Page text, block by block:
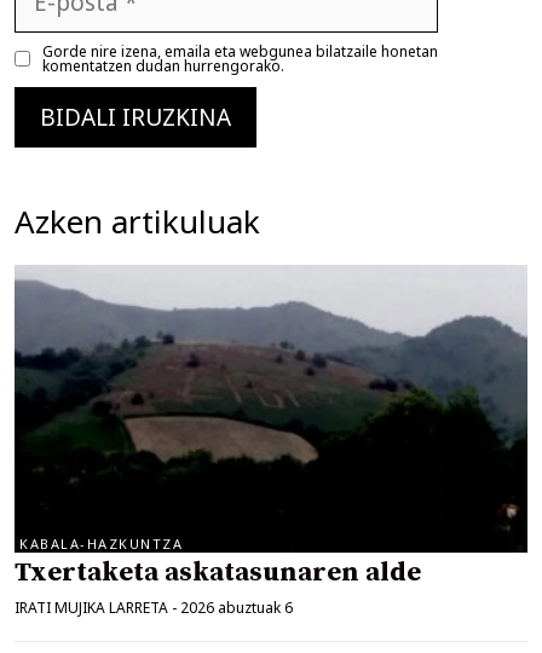
posta
Gorde nire izena, emaila eta webgunea bilatzaile honetan
komentatzen dudan hurrengorako.
Azken artikuluak
KABALA-HAZKUNTZA
Txertaketa askatasunaren alde
IRATI MUJIKA LARRETA - 2026 abuztuak 6